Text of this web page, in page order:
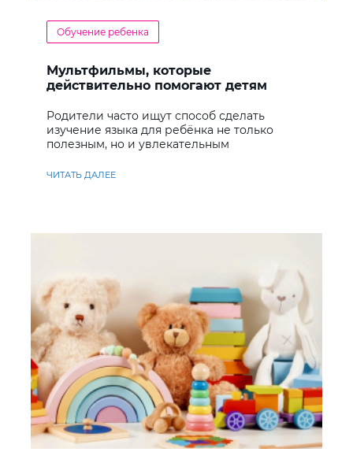
Обучение ребенка
Мультфильмы, которые
действительно помогают детям
Родители часто ищут способ сделать
изучение языка для ребёнка не только
полезным, но и увлекательным
ЧИТАТЬ ДАЛЕЕ